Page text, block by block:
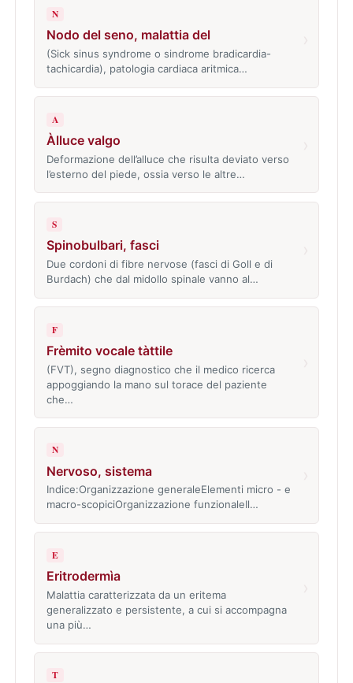
N
Nodo del seno, malattia del
(Sick sinus syndrome o sindrome bradicardia-
tachicardia), patologia cardiaca aritmica…
A
Àlluce valgo
Deformazione dell’alluce che risulta deviato verso
l’esterno del piede, ossia verso le altre…
S
Spinobulbari, fasci
Due cordoni di fibre nervose (fasci di Goll e di
Burdach) che dal midollo spinale vanno al…
F
Frèmito vocale tàttile
(FVT), segno diagnostico che il medico ricerca
appoggiando la mano sul torace del paziente
che…
N
Nervoso, sistema
Indice:Organizzazione generaleElementi micro - e
macro-scopiciOrganizzazione funzionaleIl…
E
Eritrodermìa
Malattia caratterizzata da un eritema
generalizzato e persistente, a cui si accompagna
una più…
T